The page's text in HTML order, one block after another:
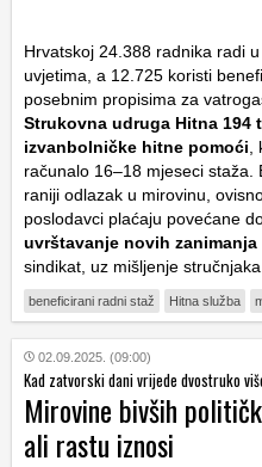
Hrvatskoj 24.388 radnika radi
uvjetima, a 12.725 koristi
posebnim propisima za
Strukovna udruga Hitna 194
izvanbolničke hitne pomoći
računalo 16–18 mjeseci staža.
raniji odlazak u mirovinu,
poslodavci plaćaju povećane
uvrštavanje novih
sindikat, uz mišljenje stručnjaka.
beneficirani radni staž Hitna služba
02.09.2025. (09:00)
Kad zatvorski dani vrijede dvostruko
Mirovine bivših
ali rastu iznosi